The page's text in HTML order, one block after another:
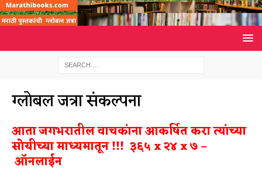
ग्लोबल जत्रा संकल्पना
आता जगभरातील वाचकांना आकर्षित करा त्यांच्या
सोयीच्या माध्यमातून !!! ३६५ x २४ x ७ –
ऑनलाईन